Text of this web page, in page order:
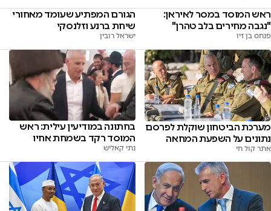
ראש המוסד במסר לאיראן:
"נגבה מחירים בלב טהרן"
פנחס בן זיו
הגורם המפתיע שעומד מאחורי
שיחת ברנע וזלנסקי
ישראל רובין
מערכת הביטחון שוקלת לפרסם
נתונים על השפעת המחאה
אתר קול חי
בחתונה במודיעין עילית: ראש
המוסד רקד בשמחת אחיו
נתי קאליש